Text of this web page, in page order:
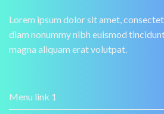
Lorem ipsum dolor sit amet,
diam nonummy nibh euismod
magna aliquam erat volutpat.
Menu link 1